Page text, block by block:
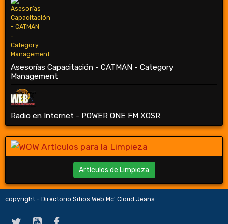
Asesorías Capacitación - CATMAN - Category
Management
Radio en Internet - POWER ONE FM XOSR
Artículos de Limpieza
copyright - Directorio Sitios Web Mc' Cloud Jeans